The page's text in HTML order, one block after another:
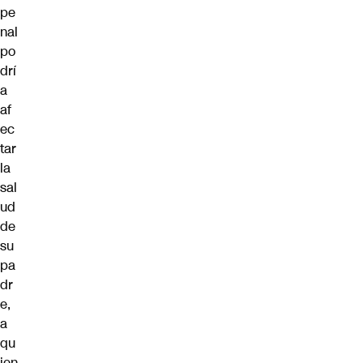
pe
nal
po
drí
a
af
ec
tar
la
sal
ud
de
su
pa
dr
e,
a
qu